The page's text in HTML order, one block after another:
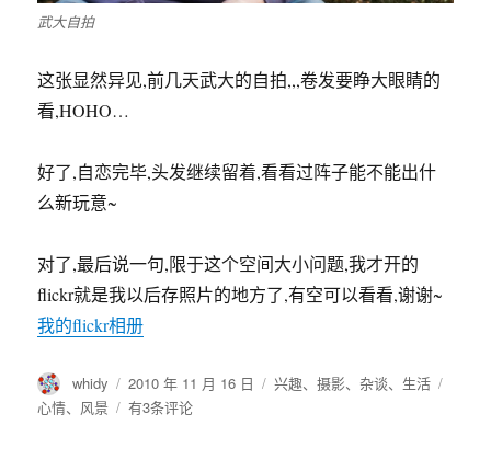
武大自拍
这张显然异见,前几天武大的自拍,,,卷发要睁大眼睛的
看,HOHO…
好了,自恋完毕,头发继续留着,看看过阵子能不能出什
么新玩意~
对了,最后说一句,限于这个空间大小问题,我才开的
flickr就是我以后存照片的地方了,有空可以看看,谢谢~
我的flickr相册
作
whidy
发
布
2010 年 11 月 16 日
分
兴趣、摄影、 杂谈、 生活
心情、 风景
^_^
有3条评论